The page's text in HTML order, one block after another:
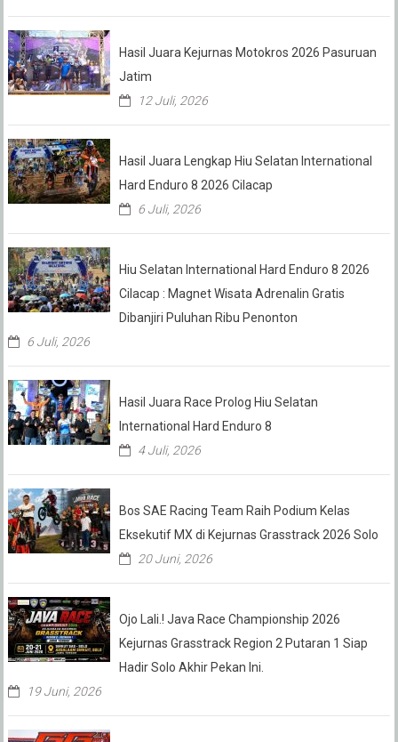
Hasil Juara Kejurnas Motokros 2026 Pasuruan
Jatim
12 Juli, 2026
Hasil Juara Lengkap Hiu Selatan International
Hard Enduro 8 2026 Cilacap
6 Juli, 2026
Hiu Selatan International Hard Enduro 8 2026
Cilacap : Magnet Wisata Adrenalin Gratis
Dibanjiri Puluhan Ribu Penonton
6 Juli, 2026
Hasil Juara Race Prolog Hiu Selatan
International Hard Enduro 8
4 Juli, 2026
Bos SAE Racing Team Raih Podium Kelas
Eksekutif MX di Kejurnas Grasstrack 2026 Solo
20 Juni, 2026
Ojo Lali.! Java Race Championship 2026
Kejurnas Grasstrack Region 2 Putaran 1 Siap
Hadir Solo Akhir Pekan Ini.
19 Juni, 2026